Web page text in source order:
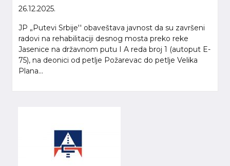
26.12.2025.
JP „Putevi Srbije'' obaveštava javnost da su završeni
radovi na rehabilitaciji desnog mosta preko reke
Jasenice na državnom putu I A reda broj 1 (autoput E-
75), na deonici od petlje Požarevac do petlje Velika
Plana...